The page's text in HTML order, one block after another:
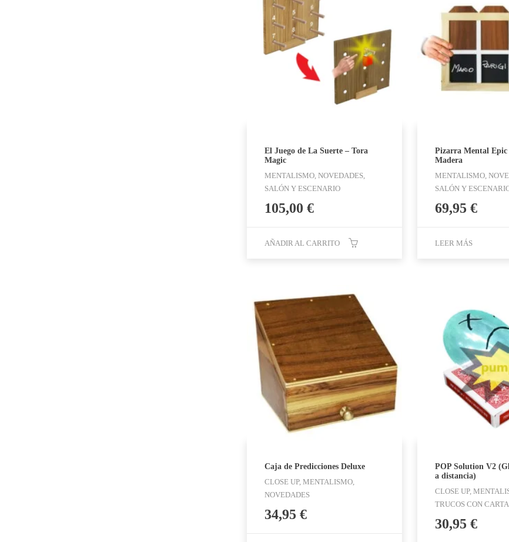
El Juego de La Suerte – Tora
Magic
MENTALISMO, NOVEDADES,
SALÓN Y ESCENARIO
105,00 €
AÑADIR AL CARRITO
Pizarra Mental Epic
Madera
MENTALISMO,
SALÓN Y
69,95 €
LEER MÁS
Caja de Predicciones Deluxe
CLOSE UP, MENTALISMO,
NOVEDADES
34,95 €
POP Solution V2
a distancia)
CLOSE UP,
TRUCOS CON
30,95 €